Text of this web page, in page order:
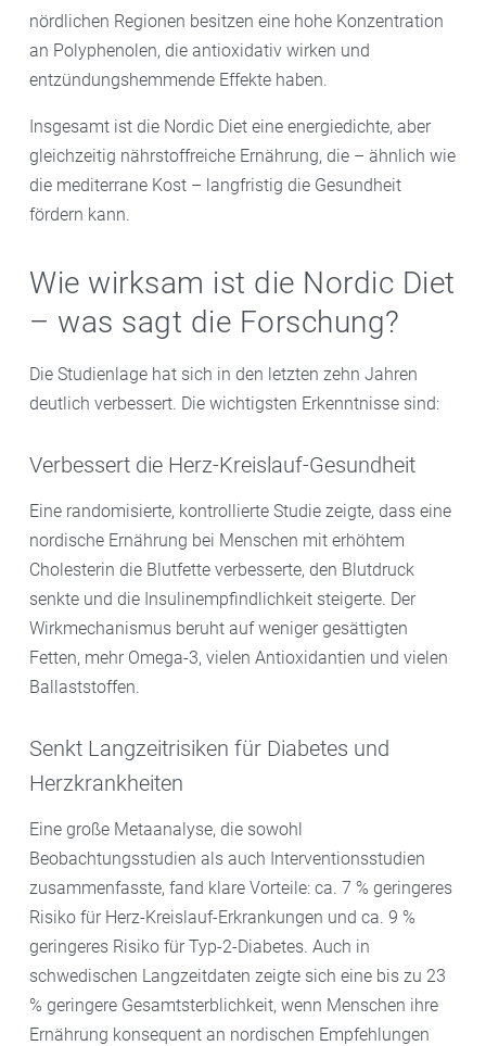
nördlichen Regionen besitzen eine hohe Konzentration
an Polyphenolen, die antioxidativ wirken und
entzündungshemmende Effekte haben.
Insgesamt ist die Nordic Diet eine energiedichte, aber
gleichzeitig nährstoffreiche Ernährung, die – ähnlich wie
die mediterrane Kost – langfristig die Gesundheit
fördern kann.
Wie wirksam ist die Nordic Diet
– was sagt die Forschung?
Die Studienlage hat sich in den letzten zehn Jahren
deutlich verbessert. Die wichtigsten Erkenntnisse sind:
Verbessert die Herz-Kreislauf-Gesundheit
Eine randomisierte, kontrollierte Studie zeigte, dass eine
nordische Ernährung bei Menschen mit erhöhtem
Cholesterin die Blutfette verbesserte, den Blutdruck
senkte und die Insulinempfindlichkeit steigerte. Der
Wirkmechanismus beruht auf weniger gesättigten
Fetten, mehr Omega-3, vielen Antioxidantien und vielen
Ballaststoffen.
Senkt Langzeitrisiken für Diabetes und
Herzkrankheiten
Eine große Metaanalyse, die sowohl
Beobachtungsstudien als auch Interventionsstudien
zusammenfasste, fand klare Vorteile: ca. 7 % geringeres
Risiko für Herz-Kreislauf-Erkrankungen und ca. 9 %
geringeres Risiko für Typ-2-Diabetes. Auch in
schwedischen Langzeitdaten zeigte sich eine bis zu 23
% geringere Gesamtsterblichkeit, wenn Menschen ihre
Ernährung konsequent an nordischen Empfehlungen